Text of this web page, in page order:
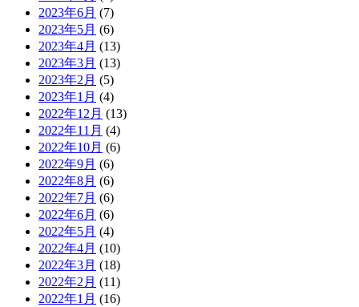
2023年6月 (7)
2023年5月 (6)
2023年4月 (13)
2023年3月 (13)
2023年2月 (5)
2023年1月 (4)
2022年12月 (13)
2022年11月 (4)
2022年10月 (6)
2022年9月 (6)
2022年8月 (6)
2022年7月 (6)
2022年6月 (6)
2022年5月 (4)
2022年4月 (10)
2022年3月 (18)
2022年2月 (11)
2022年1月 (16)